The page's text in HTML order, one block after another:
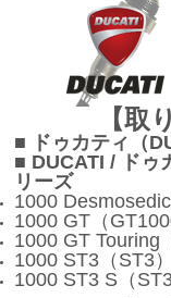
【取
■ ドゥカティ（
■ DUCATI / ドゥ
リーズ
1000
1000 GT（
1000 GT Touring
1000 ST3（ST3）
1000 ST3 S（